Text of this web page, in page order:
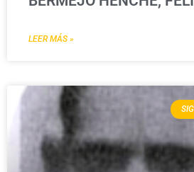
LEER MÁS »